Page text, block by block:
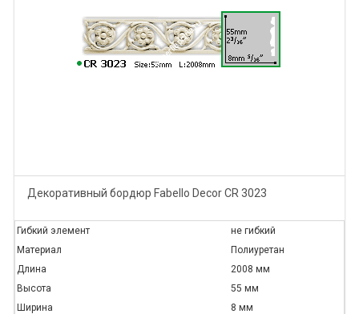
Декоративный бордюр Fabello Decor CR 3023
Гибкий элемент
не гибкий
Материал
Полиуретан
Длина
2008 мм
Высота
55 мм
Ширина
8 мм